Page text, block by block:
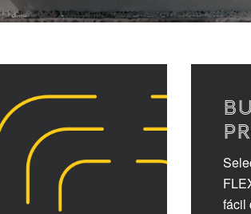
fácil